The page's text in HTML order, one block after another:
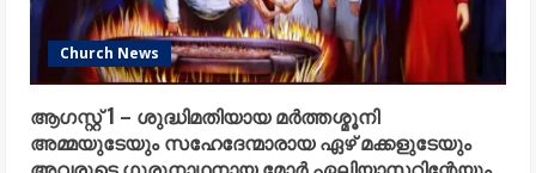
Church News
ആഗസ്റ്റ് 1 – ശുദ്ധിമതിയായ മർത്തശ്മൂനി
അമ്മയുടേയും സഹേദേന്മാരായ ഏഴ് മക്കളുടേയും